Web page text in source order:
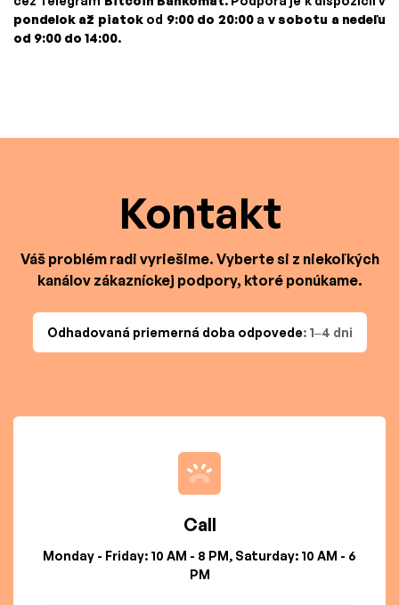
pondelok až piatokod 9:00 do 20:00a v sobotu a nedeľu
od 9:00 do 14:00.
Kontakt
Váš problém radi vyriešime. Vyberte si z niekoľkých
kanálov zákazníckej podpory, ktoré ponúkame.
Odhadovaná priemerná doba odpovede: 1–4 dni
Call
Monday - Friday: 10 AM - 8 PM, Saturday: 10 AM - 6
PM